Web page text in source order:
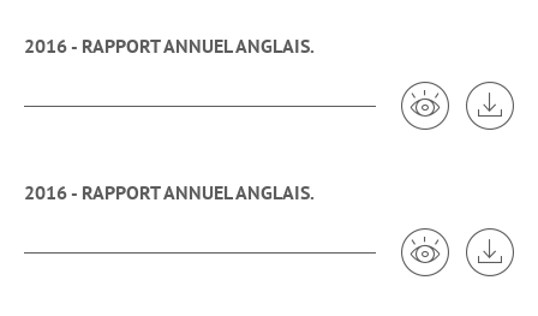
2016 - RAPPORT ANNUEL ANGLAIS.
Voir 2016 -
2016 - RAPPORT ANNUEL ANGLAIS.
Voir 2016 -